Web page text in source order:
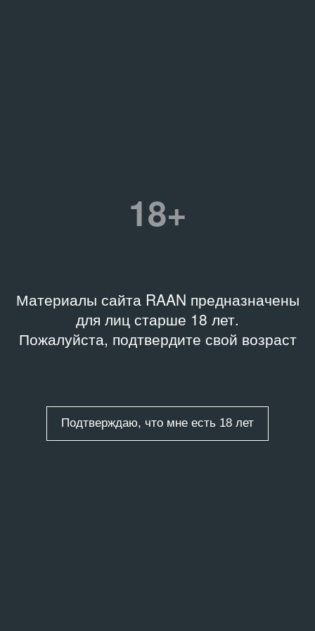
18+
Материалы сайта RAAN предназначены
для лиц старше 18 лет.
Пожалуйста, подтвердите свой возраст
Подтверждаю, что мне есть 18 лет